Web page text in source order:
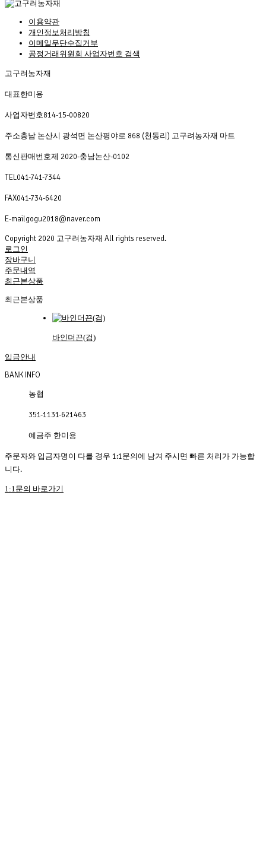
이용약관
개인정보처리방침
이메일무단수집거부
공정거래위원회 사업자번호 검색
고구려농자재
대표한미용
사업자번호814-15-00820
주소충남 논산시 광석면 논산평야로 868 (천동리) 고구려농자재 마트
통신판매번호제 2020-충남논산-0102
TEL041-741-7344
FAX041-734-6420
E-mailgogu2018@naver.com
Copyright 2020 고구려농자재 All rights reserved.
로그인
장바구니
주문내역
최근본상품
최근본상품
바인더끈(검)
입금안내
BANK INFO
농협
351-1131-621463
예금주 한미용
주문자와 입금자명이 다를 경우 1:1문의에 남겨 주시면 빠른 처리가 가능합
니다.
1:1문의 바로가기